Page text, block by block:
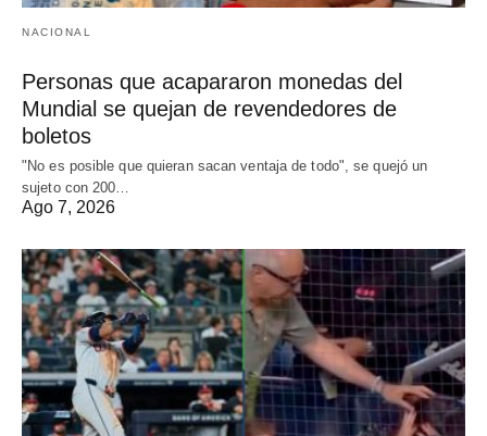
NACIONAL
Personas que acapararon monedas del
Mundial se quejan de revendedores de
boletos
"No es posible que quieran sacan ventaja de todo", se quejó un
sujeto con 200…
Ago 7, 2026